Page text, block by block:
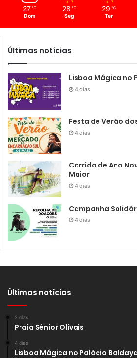
27 ℃
Dom
28 ℃
Seg
29 ℃
Ter
Últimas notícias
Lisboa Mágica no
4 dias
Festa de Verão
4 dias
Corrida de Ano
Maior
4 dias
Campanha
4 dias
Últimas notícias
2 dias
Praia Sénior Olivais
4 dias
Lisboa Mágica no Palácio Baldaya